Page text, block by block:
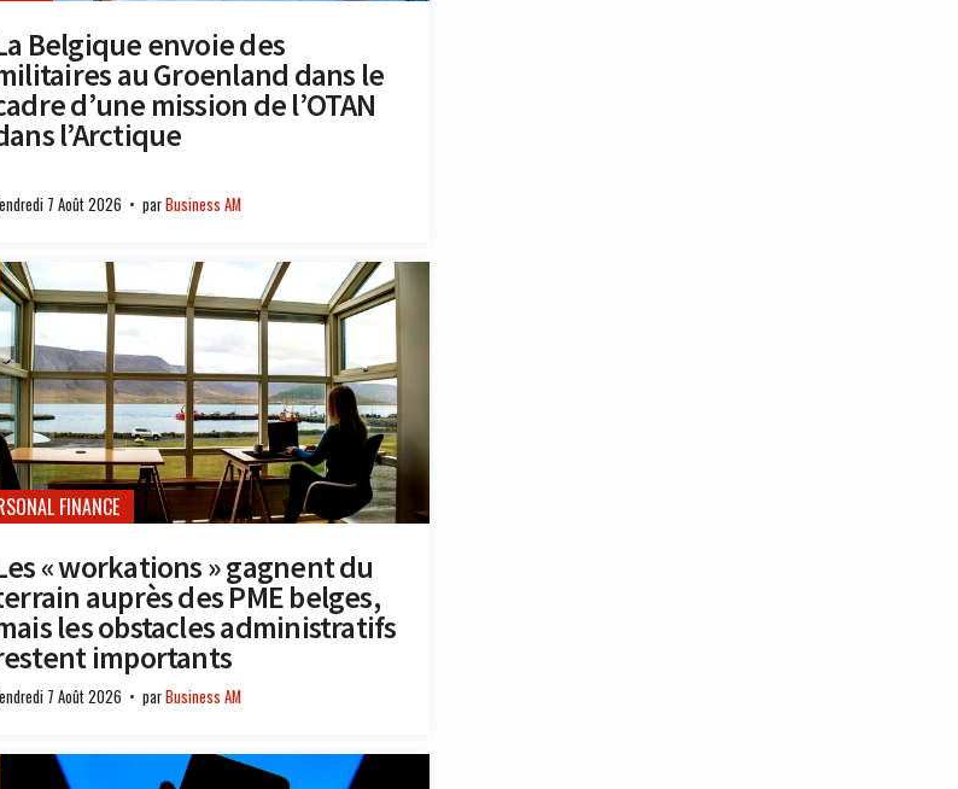
Belgique envoie des
au Groenland dans le
d’une mission de l’OTAN
l’Arctique
7 Août 2026 parBusiness AM
FINANCE
« workations » gagnent du
auprès des PME belges,
les obstacles administratifs
importants
7 Août 2026 parBusiness AM